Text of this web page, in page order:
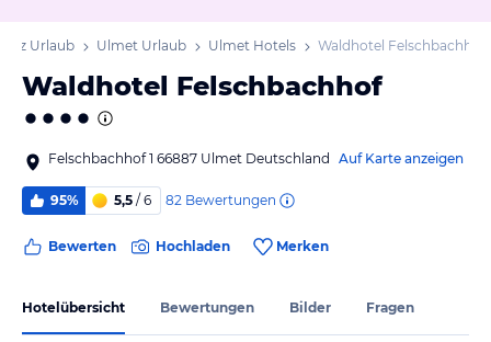
Urlaub Ulmet Urlaub Ulmet Hotels Waldhotel Felschbachhof
Waldhotel Felschbachhof
Felschbachhof 1 66887 Ulmet Deutschland Auf Karte anzeigen
95% 5,5 / 6 82 Bewertungen
Bewerten Hochladen Merken
Hotelübersicht Bewertungen Bilder Fragen